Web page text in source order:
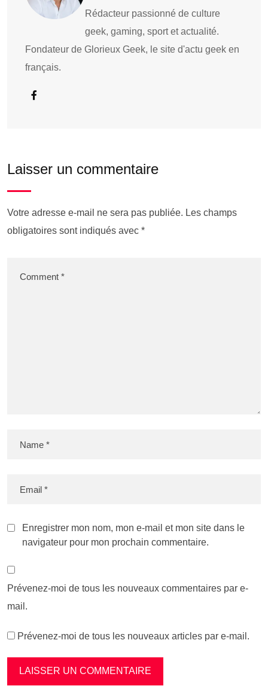
Rédacteur passionné de culture
geek, gaming, sport et actualité.
Fondateur de Glorieux Geek, le site d'actu geek en
français.
Laisser un commentaire
Votre adresse e-mail ne sera pas publiée. Les champs
obligatoires sont indiqués avec *
Enregistrer mon nom, mon e-mail et mon site dans le
navigateur pour mon prochain commentaire.
Prévenez-moi de tous les nouveaux commentaires par e-
mail.
Prévenez-moi de tous les nouveaux articles par e-mail.